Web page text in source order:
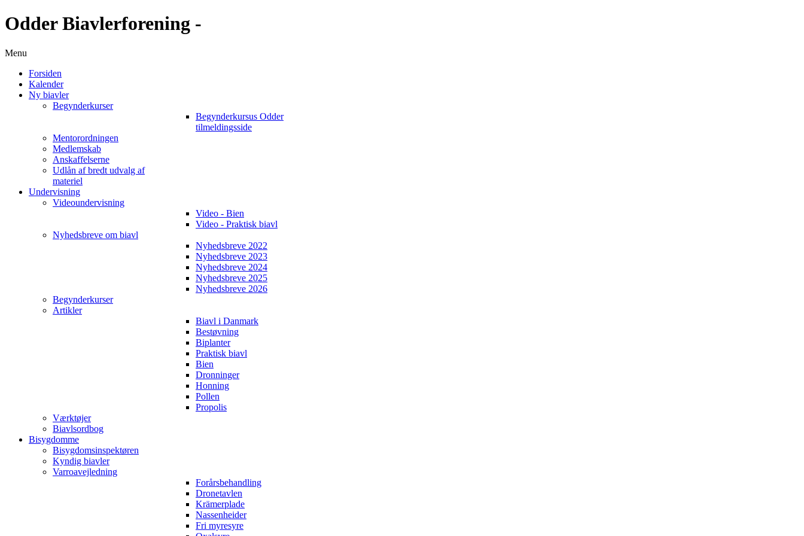
Odder Biavlerforening -
Menu
Forsiden
Kalender
Ny biavler
Begynderkurser
Begynderkursus Odder
tilmeldingsside
Mentorordningen
Medlemskab
Anskaffelserne
Udlån af bredt udvalg af
materiel
Undervisning
Videoundervisning
Video - Bien
Video - Praktisk biavl
Nyhedsbreve om biavl
Nyhedsbreve 2022
Nyhedsbreve 2023
Nyhedsbreve 2024
Nyhedsbreve 2025
Nyhedsbreve 2026
Begynderkurser
Artikler
Biavl i Danmark
Bestøvning
Biplanter
Praktisk biavl
Bien
Dronninger
Honning
Pollen
Propolis
Værktøjer
Biavlsordbog
Bisygdomme
Bisygdomsinspektøren
Kyndig biavler
Varroavejledning
Forårsbehandling
Dronetavlen
Krämerplade
Nassenheider
Fri myresyre